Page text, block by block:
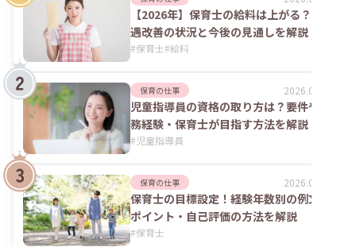
【2026年】保育士の給料は上がる？処
遇改善の状況と今後の見通しを解説
#保育士#給料
保育の仕事 2026.07.24
児童指導員の資格の取り方は？要件や実
務経験・保育士が目指す方法を解説
#児童指導員
保育の仕事 2026.02.09
保育士の目標設定！経験年数別の例文や
ポイント・自己評価の方法を解説
#保育士